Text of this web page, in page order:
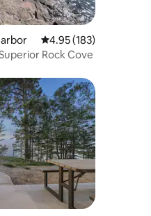
ulasan
Penarafan purata 4.95
4.95 (183)
Rock Cove